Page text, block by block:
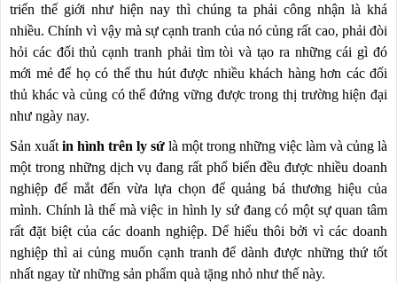
triển thế giới như hiện nay thì chúng ta phải công nhận là khá
nhiều. Chính vì vậy mà sự cạnh tranh của nó củng rất cao, phải đòi
hỏi các đối thủ cạnh tranh phải tìm tòi và tạo ra những cái gì đó
mới mẻ để họ có thể thu hút được nhiều khách hàng hơn các đối
thủ khác và củng có thể đứng vững được trong thị trường hiện đại
như ngày nay.
Sản xuất in hình trên ly sứ là một trong những việc làm và củng là
một trong những dịch vụ đang rất phổ biến đều được nhiều doanh
nghiệp để mắt đến vừa lựa chọn để quảng bá thương hiệu của
mình. Chính là thế mà việc in hình ly sứ đang có một sự quan tâm
rất đặt biệt của các doanh nghiệp. Dể hiểu thôi bởi vì các doanh
nghiệp thì ai củng muốn cạnh tranh để dành được những thứ tốt
nhất ngay từ những sản phẩm quà tặng nhỏ như thế này.